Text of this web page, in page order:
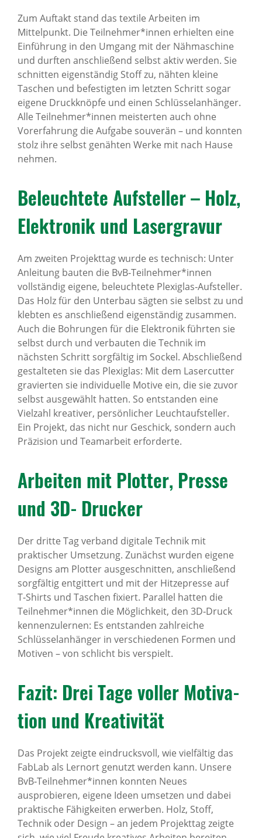
Zum Auftakt stand das textile Arbeiten im
Mittelpunkt. Die Teilnehmer*innen erhielten eine
Einführung in den Umgang mit der Nähmaschine
und durften anschließend selbst aktiv werden. Sie
schnitten eigenständig Stoff zu, nähten kleine
Taschen und befestigten im letzten Schritt sogar
eigene Druckknöpfe und einen Schlüsselanhänger.
Alle Teilnehmer*innen meisterten auch ohne
Vorerfahrung die Aufgabe souverän – und konnten
stolz ihre selbst genähten Werke mit nach Hause
nehmen.
Beleuch­tete Aufsteller – Holz,
Elek­tronik und Laser­gravur
Am zweiten Projekttag wurde es technisch: Unter
Anleitung bauten die BvB‑Teilnehmer*innen
vollständig eigene, beleuchtete Plexiglas‑Aufsteller.
Das Holz für den Unterbau sägten sie selbst zu und
klebten es anschließend eigenständig zusammen.
Auch die Bohrungen für die Elektronik führten sie
selbst durch und verbauten die Technik im
nächsten Schritt sorgfältig im Sockel. Abschließend
gestalteten sie das Plexiglas: Mit dem Lasercutter
gravierten sie individuelle Motive ein, die sie zuvor
selbst ausgewählt hatten. So entstanden eine
Vielzahl kreativer, persönlicher Leuchtaufsteller.
Ein Projekt, das nicht nur Geschick, sondern auch
Präzision und Teamarbeit erforderte.
Arbeiten mit Plotter, Presse
und 3D‑Drucker
Der dritte Tag verband digitale Technik mit
praktischer Umsetzung. Zunächst wurden eigene
Designs am Plotter ausgeschnitten, anschließend
sorgfältig entgittert und mit der Hitzepresse auf
T‑Shirts und Taschen fixiert. Parallel hatten die
Teilnehmer*innen die Möglichkeit, den 3D‑Druck
kennenzulernen: Es entstanden zahlreiche
Schlüsselanhänger in verschiedenen Formen und
Motiven – von schlicht bis verspielt.
Fazit: Drei Tage voller Moti­va­
tion und Krea­ti­vität
Das Projekt zeigte eindrucksvoll, wie vielfältig das
FabLab als Lernort genutzt werden kann. Unsere
BvB‑Teilnehmer*innen konnten Neues
ausprobieren, eigene Ideen umsetzen und dabei
praktische Fähigkeiten erwerben. Holz, Stoff,
Technik oder Design – an jedem Projekttag zeigte